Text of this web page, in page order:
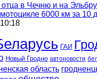
в Чечню и на
6000 км за 10
ГАИ
Новый Гродно автоновости
область